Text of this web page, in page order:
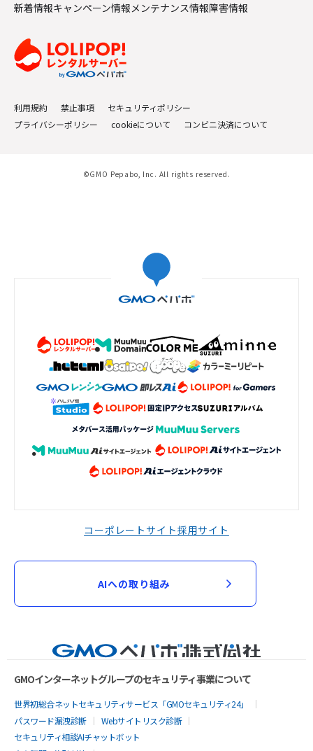
新着情報キャンペーン情報メンテナンス情報障害情報
利用規約 禁止事項
セキュリティポリシー
プライバシーポリシー
cookieについて コンビニ決済について
©GMO Pepabo, Inc. All rights reserved.
コーポレートサイト採用サイト
AIへの取り組み
GMOインターネットグループのセキュリティ事業について
世界初総合ネットセキュリティサービス「GMOセキュリティ24」
パスワード漏洩診断
Webサイトリスク診断
セキュリティ相談AIチャットボット